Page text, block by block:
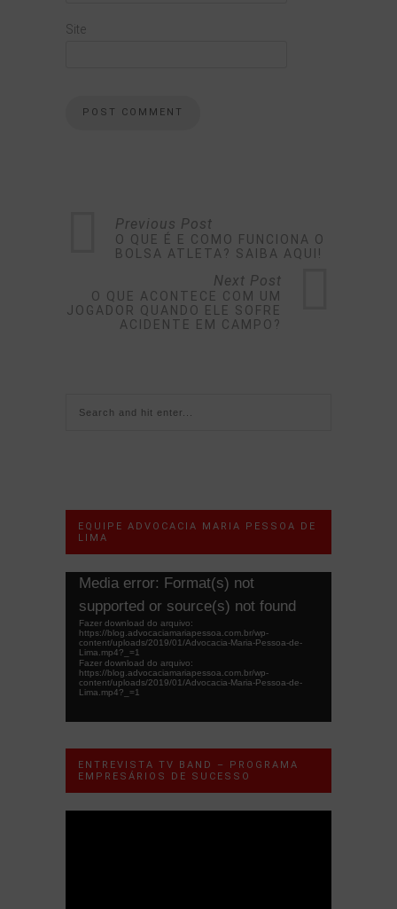
Site
Previous Post
O QUE É E COMO FUNCIONA O
BOLSA ATLETA? SAIBA AQUI!
Next Post
O QUE ACONTECE COM UM
JOGADOR QUANDO ELE SOFRE
ACIDENTE EM CAMPO?
EQUIPE ADVOCACIA MARIA PESSOA DE
LIMA
Tocador
vídeo
Media error: Format(s) not
supported or source(s) not found
Fazer download do arquivo:
https://blog.advocaciamariapessoa.com.br/wp-
content/uploads/2019/01/Advocacia-Maria-Pessoa-de-
Lima.mp4?_=1
Fazer download do arquivo:
https://blog.advocaciamariapessoa.com.br/wp-
content/uploads/2019/01/Advocacia-Maria-Pessoa-de-
Lima.mp4?_=1
ENTREVISTA TV BAND – PROGRAMA
EMPRESÁRIOS DE SUCESSO